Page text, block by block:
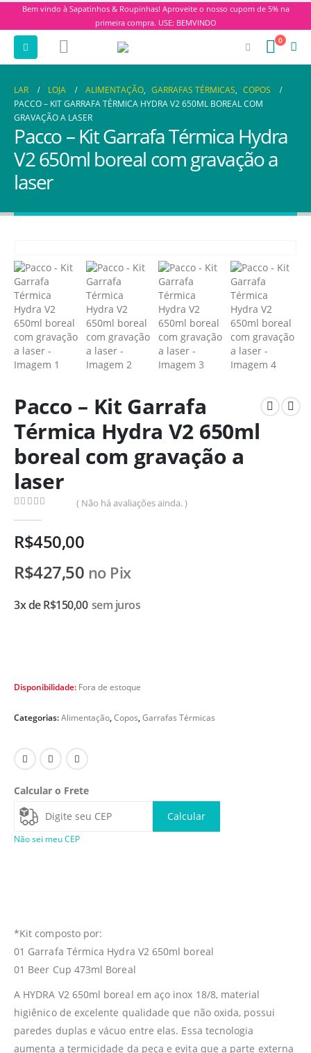
Bem vindo à Sapatinhos & Roupinhas! Aproveite o nosso cupom de 5% na
primeira compra. USE: BEMVINDO
0
LAR LOJA ALIMENTAÇÃO, GARRAFAS TÉRMICAS, COPOS
PACCO – KIT GARRAFA TÉRMICA HYDRA V2 650ML BOREAL COM
GRAVAÇÃO A LASER
Pacco – Kit Garrafa Térmica Hydra
V2 650ml boreal com gravação a
laser
Pacco – Kit Garrafa
Térmica Hydra V2 650ml
boreal com gravação a
laser
( Não há avaliações ainda. )
R$450,00
R$427,50 no Pix
3x deR$150,00 sem juros
Disponibilidade: Fora de estoque
Categorias:Alimentação,Copos,Garrafas Térmicas
Calcular o Frete
Calcular
Não sei meu CEP
*Kit composto por:
01 Garrafa Térmica Hydra V2 650ml boreal
01 Beer Cup 473ml Boreal
A HYDRA V2 650ml boreal em aço inox 18/8, material
higiênico de excelente qualidade que não oxida, possui
paredes duplas e vácuo entre elas. Essa tecnologia
aumenta a termicidade da peça e evita que a parte externa